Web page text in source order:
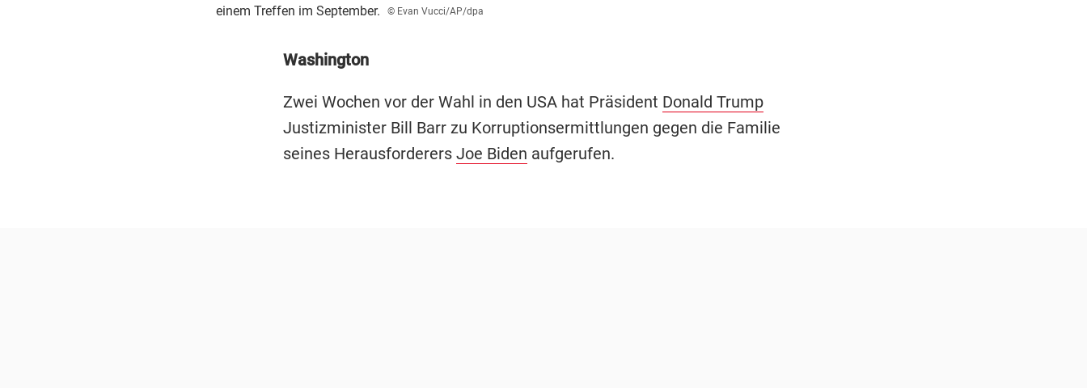
einem Treffen im September.
© Evan Vucci/AP/dpa
Washington
Zwei Wochen vor der Wahl in den USA hat Präsident Donald Trump
Justizminister Bill Barr zu Korruptionsermittlungen gegen die Familie
seines Herausforderers Joe Biden aufgerufen.